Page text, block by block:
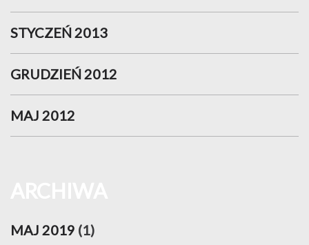
STYCZEŃ 2013
GRUDZIEŃ 2012
MAJ 2012
MAJ 2019 (1)